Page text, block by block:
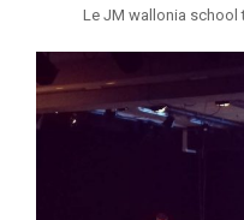
Le JM wallonia school